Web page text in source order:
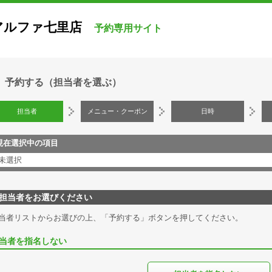
ルファ七里店 予約専用サイト
予約する（担当者を選ぶ）
担当者 メニュー・クーポン 日時
在選択中の項目
選択
当者をお選びください
者リストからお選びの上、「予約する」ボタンを押してください。
者を指名しない